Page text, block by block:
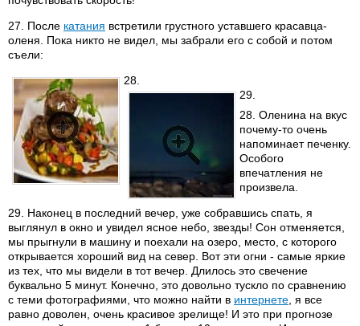
27. После катания встретили грустного уставшего красавца-
оленя. Пока никто не видел, мы забрали его с собой и потом
съели:
28.
29.
28. Оленина на вкус
почему-то очень
напоминает печенку.
Особого
впечатления не
произвела.
29. Наконец в последний вечер, уже собравшись спать, я
выглянул в окно и увидел ясное небо, звезды! Сон отменяется,
мы прыгнули в машину и поехали на озеро, место, с которого
открывается хороший вид на север. Вот эти огни - самые яркие
из тех, что мы видели в тот вечер. Длилось это свечение
буквально 5 минут. Конечно, это довольно тускло по сравнению
с теми фотографиями, что можно найти в интернете , я все
равно доволен, очень красивое зрелище! И это при прогнозе